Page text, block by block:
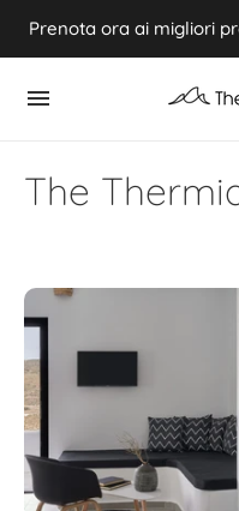
Experience
Prenota ora ai migliori
The